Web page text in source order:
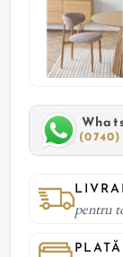
(0740)
pentru